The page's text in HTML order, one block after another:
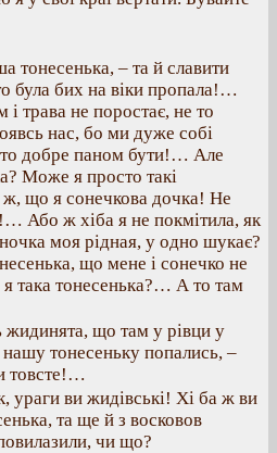
тонесенька, – та й славити
була бих на віки пропала!…
трава не поростає, не то
нас, бо ми дуже собі
добре паном бути!… Але
Може я просто такі
що я сонечкова дочка! Не
Або ж хіба я не покмітила, як
моя рідная, у одно шукає?
що мене і сонечко не
така тонесенька?… А то там
жидинята, що там у рівци у
нашу тонесеньку попались, –
товсте!…
ураги ви жидівські! Хі ба ж ви
та ще й з восковов
чи що?